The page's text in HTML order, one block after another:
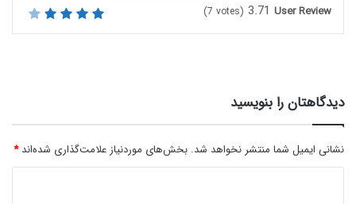
User Review
3.71
(7 votes)
دیدگاهتان را بنویسید
نشانی ایمیل شما منتشر نخواهد شد. بخش‌های موردنیاز علامت‌گذاری شده‌اند*